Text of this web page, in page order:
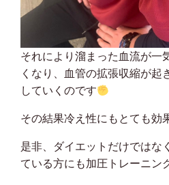
それにより溜まった血流が一
くなり、血管の拡張収縮が起
していくのです
その結果冷え性にもとても効
是非、ダイエットだけではな
ている方にも加圧トレーニン